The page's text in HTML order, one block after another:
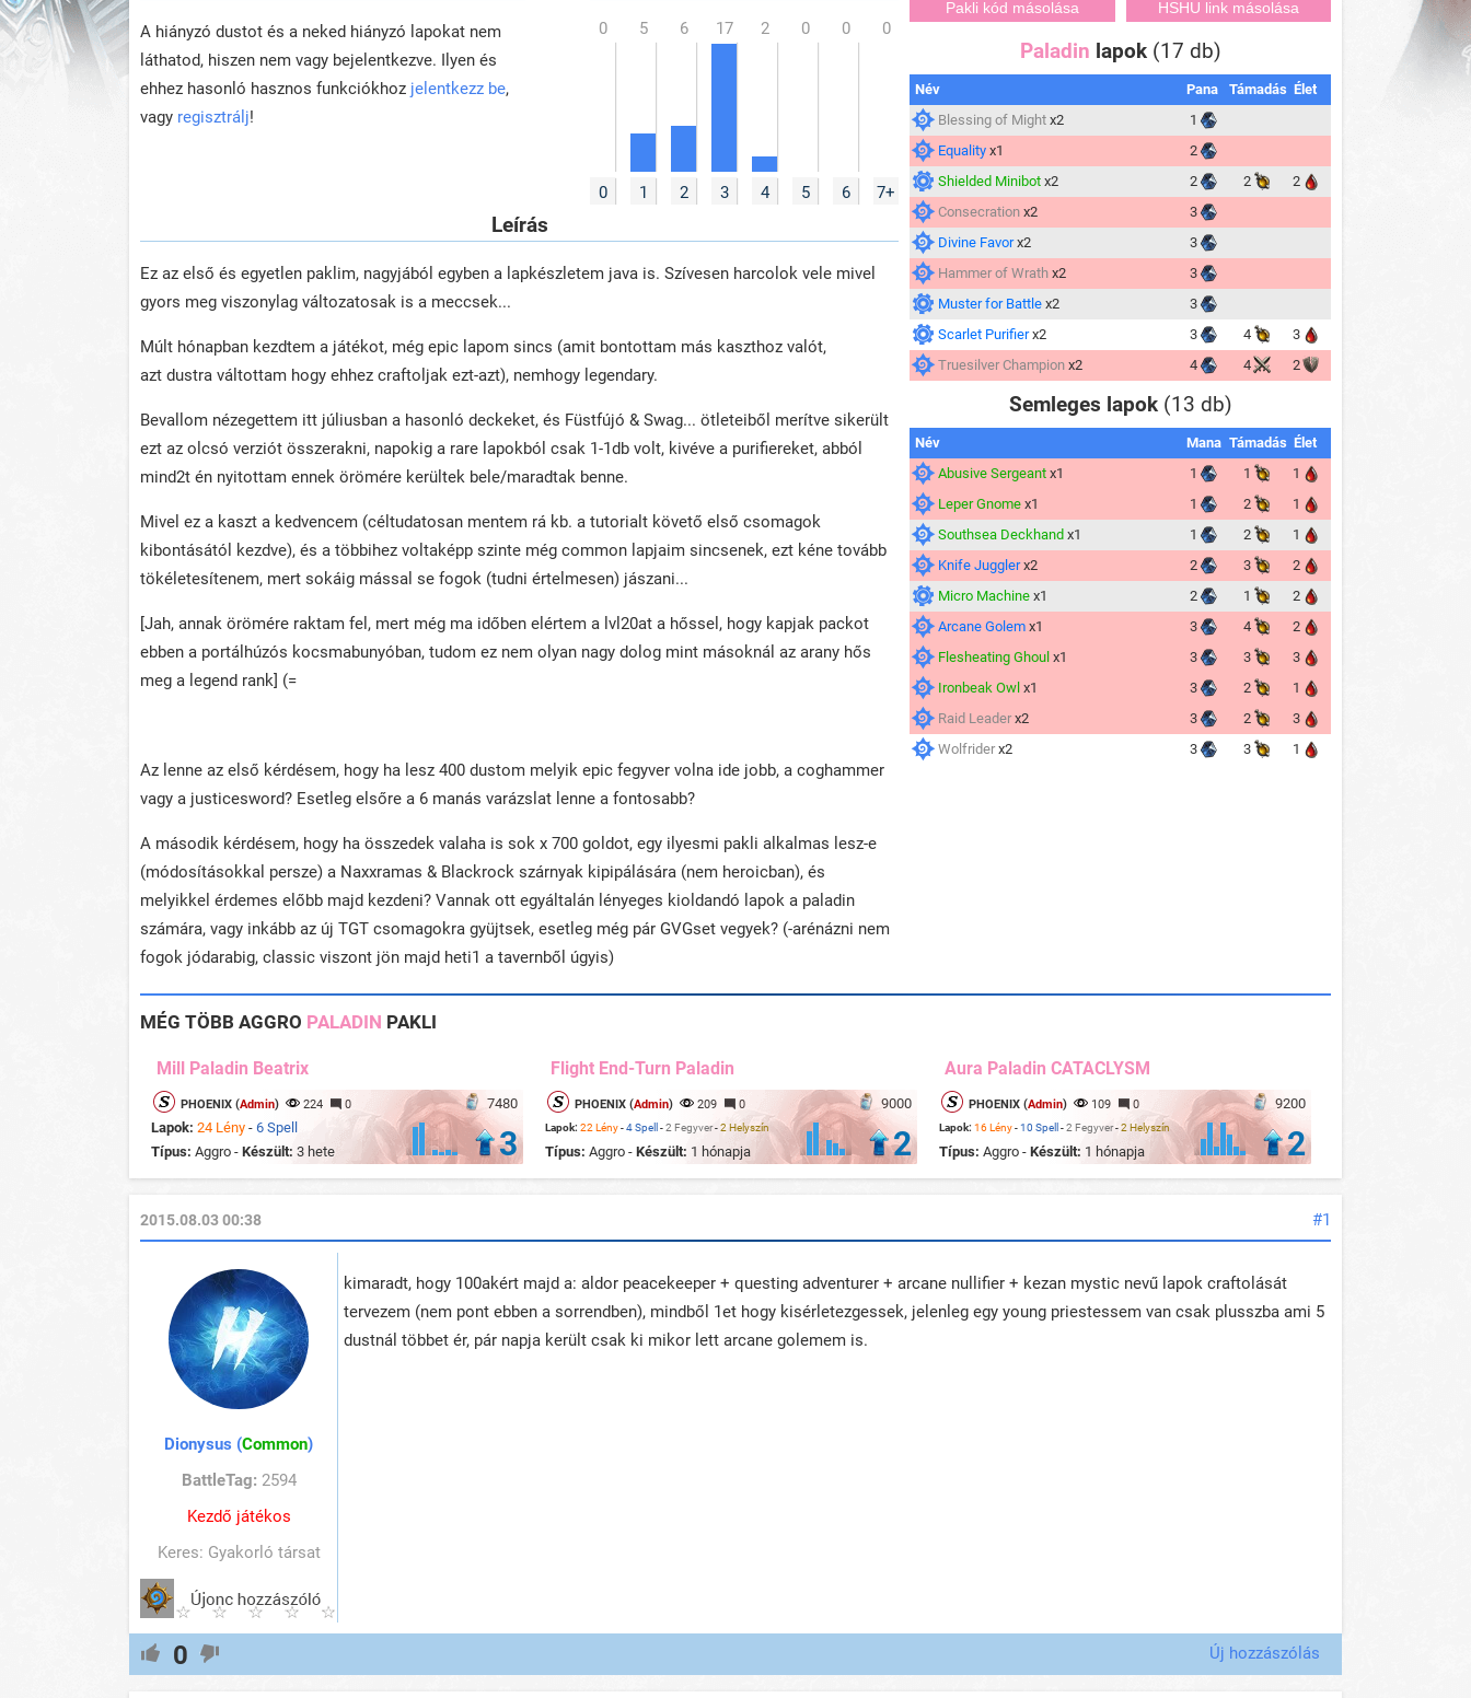
A hiányzó dustot és a neked hiányzó lapokat nem
láthatod, hiszen nem vagy bejelentkezve. Ilyen és
ehhez hasonló hasznos funkciókhoz jelentkezz be,
vagy regisztrálj!
0 1 2 3 4 5 6 7+
Leírás
Ez az első és egyetlen paklim, nagyjából egyben a lapkészletem java is. Szívesen harcolok vele mivel
gyors meg viszonylag változatosak is a meccsek...
Múlt hónapban kezdtem a játékot, még epic lapom sincs (amit bontottam más kaszthoz valót,
azt dustra váltottam hogy ehhez craftoljak ezt-azt), nemhogy legendary.
Bevallom nézegettem itt júliusban a hasonló deckeket, és Füstfújó & Swag... ötleteiből merítve sikerült
ezt az olcsó verziót összerakni, napokig a rare lapokból csak 1-1db volt, kivéve a purifiereket, abból
mind2t én nyitottam ennek örömére kerültek bele/maradtak benne.
Mivel ez a kaszt a kedvencem (céltudatosan mentem rá kb. a tutorialt követő első csomagok
kibontásától kezdve), és a többihez voltaképp szinte még common lapjaim sincsenek, ezt kéne tovább
tökéletesítenem, mert sokáig mással se fogok (tudni értelmesen) jászani...
[Jah, annak örömére raktam fel, mert még ma időben elértem a lvl20at a hőssel, hogy kapjak packot
ebben a portálhúzós kocsmabunyóban, tudom ez nem olyan nagy dolog mint másoknál az arany hős
meg a legend rank] (=
Az lenne az első kérdésem, hogy ha lesz 400 dustom melyik epic fegyver volna ide jobb, a coghammer
vagy a justicesword? Esetleg elsőre a 6 manás varázslat lenne a fontosabb?
A második kérdésem, hogy ha összedek valaha is sok x 700 goldot, egy ilyesmi pakli alkalmas lesz-e
(módosításokkal persze) a Naxxramas & Blackrock szárnyak kipipálására (nem heroicban), és
melyikkel érdemes előbb majd kezdeni? Vannak ott egyáltalán lényeges kioldandó lapok a paladin
számára, vagy inkább az új TGT csomagokra gyüjtsek, esetleg még pár GVGset vegyek? (-arénázni nem
fogok jódarabig, classic viszont jön majd heti1 a tavernből úgyis)
Paladin lapok (17 db)
Név Pana Támadás Élet
Blessing of Might x2
1
Equality x1
2
Shielded Minibot x2 2 2
2
Consecration x2
3
Divine Favor x2
3
Hammer of Wrath x2
3
Muster for Battle x2
3
Scarlet Purifier x2 3 4
3
Truesilver Champion x2 4 4 2
Semleges lapok (13 db)
Név Mana Támadás Élet
Abusive Sergeant x1 1 1
1
Leper Gnome x1 1 2
1
Southsea Deckhand x1 1 2
1
Knife Juggler x2 2 3
2
Micro Machine x1 2 1
2
Arcane Golem x1 3 4
2
Flesheating Ghoul x1 3 3
3
Ironbeak Owl x1 3 2
1
Raid Leader x2 3 2
3
Wolfrider x2 3 3 1
MÉG TÖBB AGGRO PALADIN PAKLI
Mill Paladin Beatrix
7480
PHOENIX (Admin) 224 0
Lapok: 24 Lény - 6 Spell
Típus: Aggro - Készült: 3 hete 3
Flight End-Turn Paladin
9000
PHOENIX (Admin) 209 0
Lapok: 22 Lény-4 Spell -2 Fegyver-2 Helyszín
Típus: Aggro - Készült: 1 hónapja 2
Aura Paladin CATACLYSM
9200
PHOENIX (Admin) 109 0
Lapok: 16 Lény-10 Spell -2 Fegyver-2 Helyszín
Típus: Aggro - Készült: 1 hónapja 2
#1
2015.08.03 00:38
Dionysus (Common)
BattleTag: 2594
Kezdő játékos
Keres: Gyakorló társat
kimaradt, hogy 100akért majd a: aldor peacekeeper + questing adventurer + arcane nullifier + kezan mystic nevű lapok craftolását
tervezem (nem pont ebben a sorrendben), mindből 1et hogy kisérletezgessek, jelenleg egy young priestessem van csak plusszba ami 5
dustnál többet ér, pár napja került csak ki mikor lett arcane golemem is.
0 Új hozzászólás